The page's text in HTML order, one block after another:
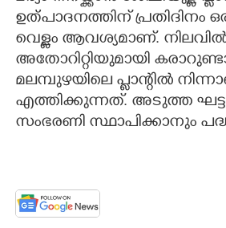
ഉത്പാദനത്തിന് പ്രതിദിനം
വെള്ളം ആവശ്യമാണ്.
അതോറിറ്റിയുമായി
മലമ്പുഴയിലെ പ്ലാന്റിൽ
എത്തിക്കുന്നത്. അടുത്ത
സംഭരണി സ്ഥാപിക്കാനും